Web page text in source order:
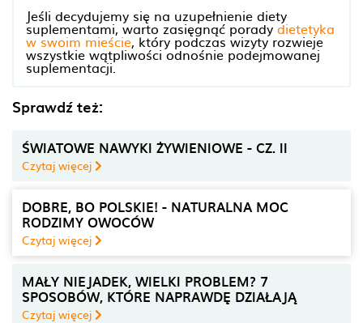
Jeśli decydujemy się na uzupełnienie diety
suplementami, warto zasięgnąć porady dietetyka
w swoim mieście, który podczas wizyty rozwieje
wszystkie wątpliwości odnośnie podejmowanej
suplementacji.
Sprawdź też:
ŚWIATOWE NAWYKI ŻYWIENIOWE - CZ. II
Czytaj więcej
DOBRE, BO POLSKIE! - NATURALNA MOC
RODZIMY OWOCÓW
Czytaj więcej
MAŁY NIEJADEK, WIELKI PROBLEM? 7
SPOSOBÓW, KTÓRE NAPRAWDĘ DZIAŁAJĄ
Czytaj więcej